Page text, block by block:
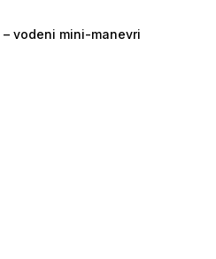
vodeni mini-manevri